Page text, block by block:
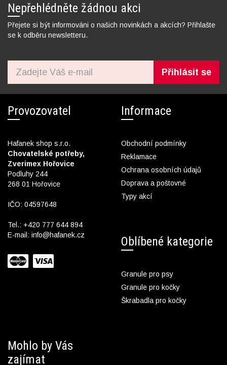
Nepřehlédněte žádnou akci
Přejete si být informováni o našich novinkách a akcích? Přihlašte
se k odběru newsletteru.
Přihlásit se
Provozovatel
Hafanek shop s.r.o.
Chovatelské potřeby,
Zverimex Hořovice
Podluhy 244
268 01 Hořovice
IČO: 04597648
Tel.: +420 777 644 894
E-mail: info@hafanek.cz
Informace
Obchodní podmínky
Reklamace
Ochrana osobních údajů
Doprava a poštovné
Typy akcí
Oblíbené kategorie
Granule pro psy
Granule pro kočky
Škrabadla pro kočky
Mohlo by Vás
zajímat